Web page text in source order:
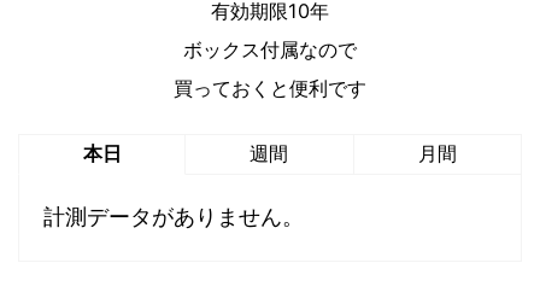
有効期限10年
ボックス付属なので
買っておくと便利です
本日 週間 月間
計測データがありません。